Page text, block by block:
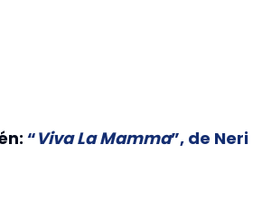
“Viva La Mamma”, de Neri